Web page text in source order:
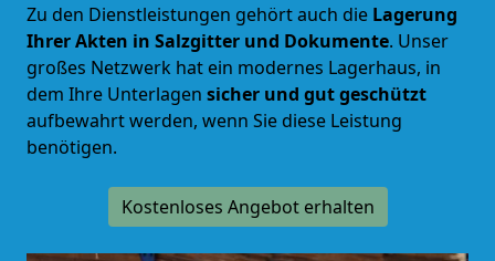
Zu den Dienstleistungen gehört auch die Lagerung
Ihrer Akten in Salzgitter und Dokumente. Unser
großes Netzwerk hat ein modernes Lagerhaus, in
dem Ihre Unterlagen sicher und gut geschützt
aufbewahrt werden, wenn Sie diese Leistung
benötigen.
Kostenloses Angebot erhalten